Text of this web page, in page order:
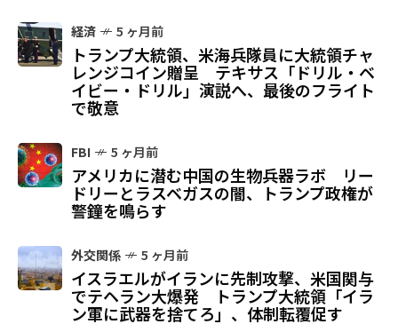
経済 5 ヶ月前
トランプ大統領、米海兵隊員に大統領チャ
レンジコイン贈呈 テキサス「ドリル・ベ
イビー・ドリル」演説へ、最後のフライト
で敬意
FBI 5 ヶ月前
アメリカに潜む中国の生物兵器ラボ リー
ドリーとラスベガスの闇、トランプ政権が
警鐘を鳴らす
外交関係 5 ヶ月前
イスラエルがイランに先制攻撃、米国関与
でテヘラン大爆発 トランプ大統領「イラ
ン軍に武器を捨てろ」、体制転覆促す